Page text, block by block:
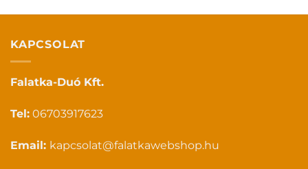
KAPCSOLAT
Falatka-Duó Kft.
Tel: 06703917623
Email: kapcsolat@falatkawebshop.hu